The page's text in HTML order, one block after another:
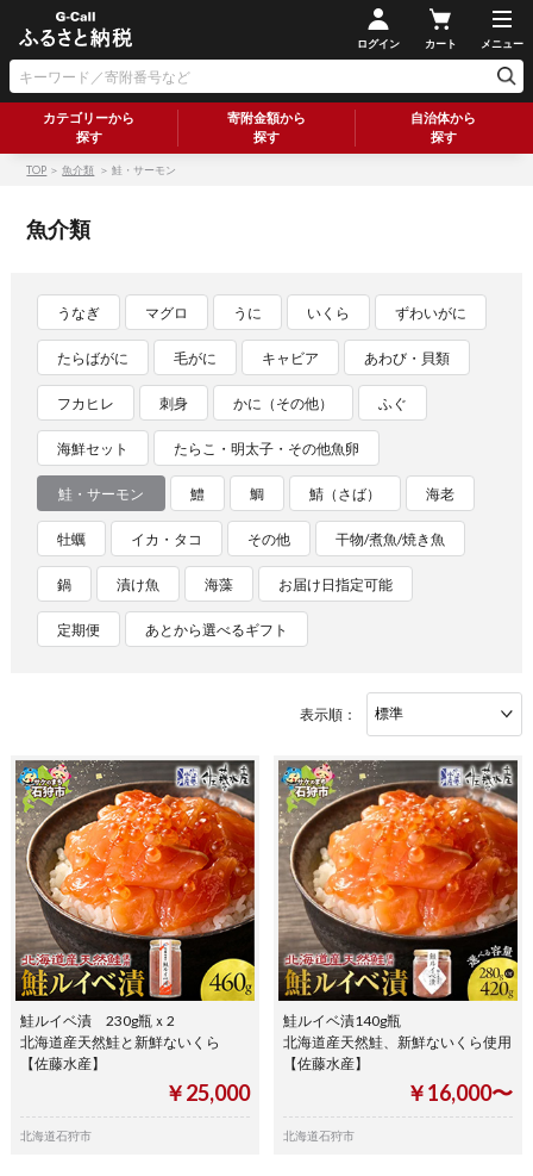
ログイン カート メニュー
カテゴリーから
探す
寄附金額から
探す
自治体から
探す
TOP ＞魚介類 ＞ 鮭・サーモン
魚介類
うなぎ マグロ うに いくら ずわいがに
たらばがに 毛がに キャビア あわび・貝類
フカヒレ 刺身 かに（その他） ふぐ
海鮮セット たらこ・明太子・その他魚卵
鮭・サーモン 鱧 鯛 鯖（さば） 海老
牡蠣 イカ・タコ その他 干物/煮魚/焼き魚
鍋 漬け魚 海藻 お届け日指定可能
定期便 あとから選べるギフト
表示順：
鮭ルイベ漬 230g瓶ｘ2
北海道産天然鮭と新鮮ないくら
【佐藤水産】
￥25,000
北海道石狩市
鮭ルイベ漬140g瓶
北海道産天然鮭、新鮮ないくら使用
【佐藤水産】
￥16,000〜
北海道石狩市